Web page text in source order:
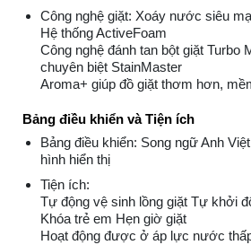
Công nghệ giặt: Xoáy nước siêu
Hệ thống ActiveFoam
Công nghệ đánh tan bột giặt Turbo
chuyên biệt StainMaster
Aroma+ giúp đồ giặt thơm hơn,
Bảng điều khiển và Tiện ích
Bảng điều khiển: Song ngữ Anh
hình hiển thị
Tiện ích:
Tự động vệ sinh lồng giặt Tự khởi
Khóa trẻ em Hẹn giờ giặt
Hoạt động được ở áp lực nước